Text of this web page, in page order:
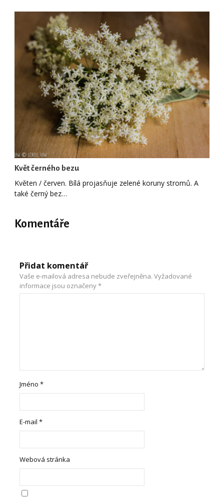
Květ černého bezu
Květen / červen. Bílá projasňuje zelené koruny stromů. A
také černý bez…
Komentáře
Přidat komentář
Vaše e-mailová adresa nebude zveřejněna. Vyžadované
informace jsou označeny*
Jméno*
E-mail*
Webová stránka